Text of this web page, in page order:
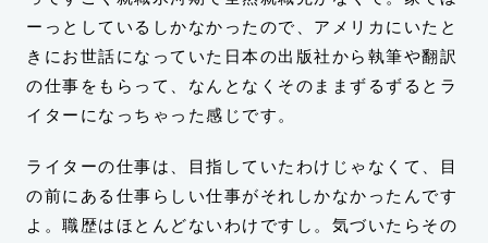
ーっとしているしかなかったので、アメリカにいたと
きにお世話になっていた日本の出版社から執筆や翻訳
の仕事をもらって、なんとなくそのままずるずるとラ
イターになっちゃった感じです。
ライターの仕事は、目指していたわけじゃなくて、目
の前にある仕事らしい仕事がそれしかなかったんです
よ。職歴はほとんどないわけですし。気づいたらその